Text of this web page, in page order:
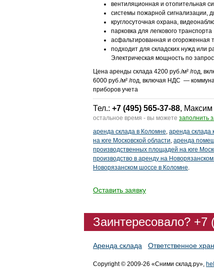
вентиляционная и отопительная
системы пожарной сигнализации,
круглосуточная охрана,
парковка для легкового транспорта
асфальтированная и огороженная
подходит для складских нужд или
Электрическая мощность по
Цена аренды склада 4200 руб./м² /год,
6000 руб./м² /год, включая НДС —
приборов учета
Тел.: +7 (495) 565-37-88, Максим
остальное время - вы можете заполнить
аренда склада в Коломне, аренда склада
на юге Московской области, аренда
производственных площадей на юге
производство в аренду на
Новорязанском шоссе в Коломне.
Оставить заявку
Заинтересовало?
Аренда склада Ответственное
Copyright © 2009-26 «Сними склад.ру»,